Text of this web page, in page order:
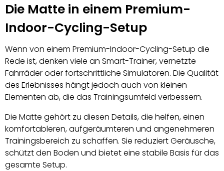
Die Matte in einem Premium-
Indoor-Cycling-Setup
Wenn von einem Premium-Indoor-Cycling-Setup die
Rede ist, denken viele an Smart-Trainer, vernetzte
Fahrräder oder fortschrittliche Simulatoren. Die Qualität
des Erlebnisses hängt jedoch auch von kleinen
Elementen ab, die das Trainingsumfeld verbessern.
Die Matte gehört zu diesen Details, die helfen, einen
komfortableren, aufgeräumteren und angenehmeren
Trainingsbereich zu schaffen. Sie reduziert Geräusche,
schützt den Boden und bietet eine stabile Basis für das
gesamte Setup.